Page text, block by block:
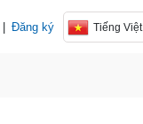
| Đăng ký Tiếng Việt